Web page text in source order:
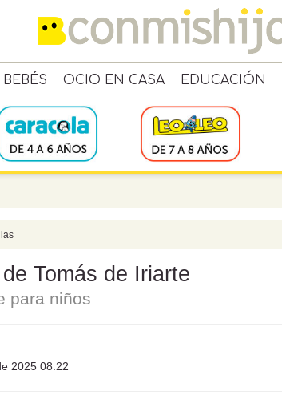
BEBÉS OCIO EN CASA EDUCACIÓN
Tomás de Iriarte
para niños
2025 08:22